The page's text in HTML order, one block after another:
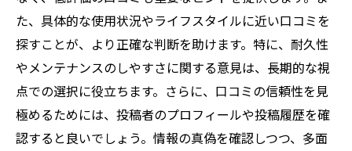
た、具体的な使用状況やライフスタイルに近い口コミを
探すことが、より正確な判断を助けます。特に、耐久性
やメンテナンスのしやすさに関する意見は、長期的な視
点での選択に役立ちます。さらに、口コミの信頼性を見
極めるためには、投稿者のプロフィールや投稿履歴を確
認すると良いでしょう。情報の真偽を確認しつつ、多面